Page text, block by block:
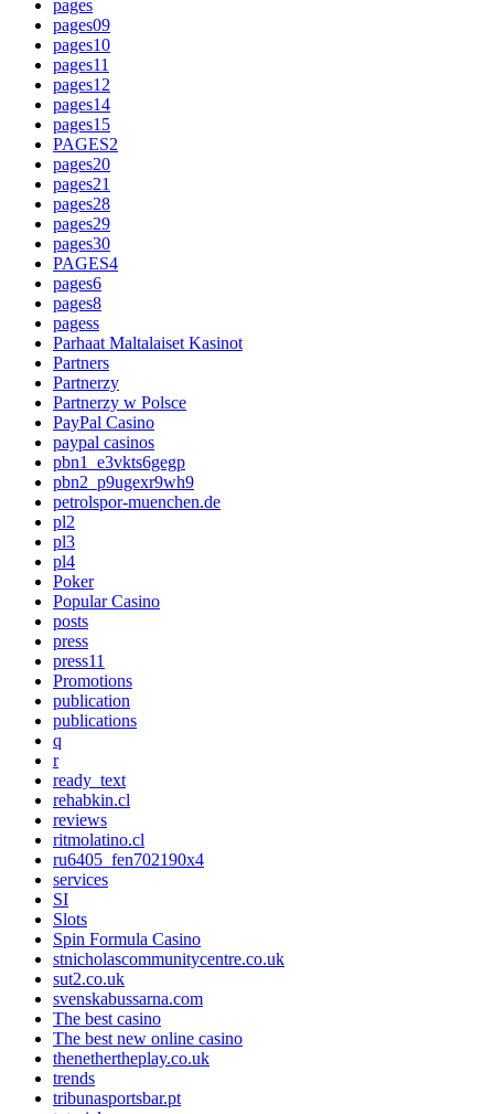
pages
pages09
pages10
pages11
pages12
pages14
pages15
PAGES2
pages20
pages21
pages28
pages29
pages30
PAGES4
pages6
pages8
pagess
Parhaat Maltalaiset Kasinot
Partners
Partnerzy
Partnerzy w Polsce
PayPal Casino
paypal casinos
pbn1_e3vkts6gegp
pbn2_p9ugexr9wh9
petrolspor-muenchen.de
pl2
pl3
pl4
Poker
Popular Casino
posts
press
press11
Promotions
publication
publications
q
r
ready_text
rehabkin.cl
reviews
ritmolatino.cl
ru6405_fen702190x4
services
SI
Slots
Spin Formula Casino
stnicholascommunitycentre.co.uk
sut2.co.uk
svenskabussarna.com
The best casino
The best new online casino
thenethertheplay.co.uk
trends
tribunasportsbar.pt